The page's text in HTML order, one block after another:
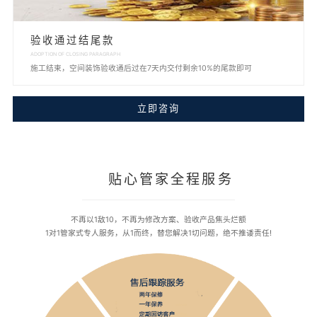
验收通过结尾款
ADOPTION OF CLOSING PARAGRAPH
施工结束，空间装饰验收通后过在7天内交付剩余10%的尾款即可
立即咨询
贴心管家全程服务
不再以1敌10，不再为修改方案、验收产品焦头烂额
1对1管家式专人服务，从1而终，替您解决1切问题，绝不推诿责任!